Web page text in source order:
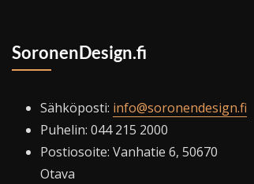
SoronenDesign.fi
Sähköposti: info@soronendesign.fi
Puhelin: 044 215 2000
Postiosoite: Vanhatie 6, 50670
Otava